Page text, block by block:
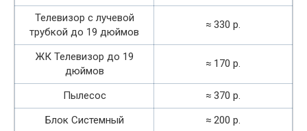
Телевизор с лучевой
трубкой до 19 дюймов
≈ 330 р.
ЖК Телевизор до 19
дюймов
≈ 170 р.
Пылесос
≈ 370 р.
Блок Системный
≈ 200 р.